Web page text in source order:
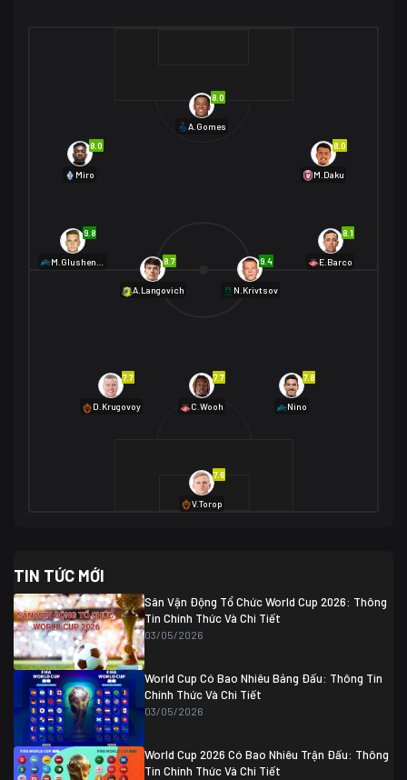
7.6
V.Torop
7.7
D.Krugovoy
7.8
Nino
9.8
8.7
A.Langovich
9.4
N.Krivtsov
8.0
Miro
8.0
A.Gomes
8.0
M.Daku
7.7
C.Wooh
8.1
E.Barco
TIN TỨC MỚI
Sân Vận Động Tổ Chức World Cup 2026: Thông
Tin Chính Thức Và Chi Tiết
03/05/2026
World Cup Có Bao Nhiêu Bảng Đấu: Thông Tin
Chính Thức Và Chi Tiết
03/05/2026
World Cup 2026 Có Bao Nhiêu Trận Đấu: Thông
Tin Chính Thức Và Chi Tiết